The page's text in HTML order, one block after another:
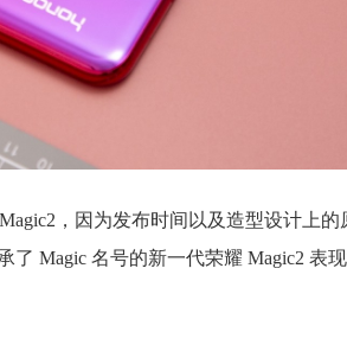
，因为发布时间以及造型设计上的
了 Magic 名号的新一代荣耀 Magic2 表